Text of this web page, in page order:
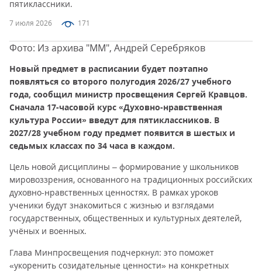
7 июля 2026 171
пятиклассники.
Фото: Из архива "ММ", Андрей Серебряков
Новый предмет в расписании будет поэтапно
появляться со второго полугодия 2026/27 учебного
года, сообщил министр просвещения Сергей Кравцов.
Сначала 17-часовой курс «Духовно-нравственная
культура России» введут для пятиклассников. В
2027/28 учебном году предмет появится в шестых и
седьмых классах по 34 часа в каждом.
Цель новой дисциплины – формирование у школьников
мировоззрения, основанного на традиционных российских
духовно-нравственных ценностях. В рамках уроков
ученики будут знакомиться с жизнью и взглядами
государственных, общественных и культурных деятелей,
учёных и военных.
Глава Минпросвещения подчеркнул: это поможет
«укоренить созидательные ценности» на конкретных